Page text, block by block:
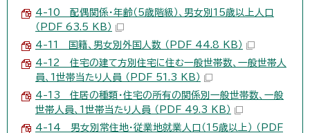
4-10 配偶関係・年齢（5歳階級）、男女別15歳以上人口
（PDF 63.5 KB）
4-11 国籍、男女別外国人数 （PDF 44.8 KB）
4-12 住宅の建て方別住宅に住む一般世帯数、一般世帯人
員、1世帯当たり人員 （PDF 51.3 KB）
4-13 住居の種類・住宅の所有の関係別一般世帯数、一般
世帯人員、1世帯当たり人員 （PDF 49.3 KB）
4-14 男女別常住地・従業地就業人口（15歳以上） （PDF